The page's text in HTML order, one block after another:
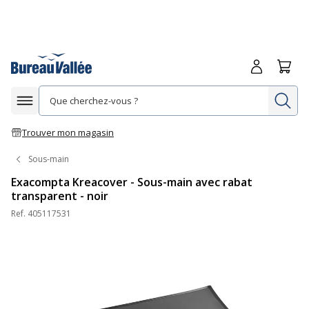
Afficher la navigation
Trouver mon magasin
Me
Sous-main
Exacompta Kreacover - Sous-main avec rabat
transparent - noir
Ref. 405117531